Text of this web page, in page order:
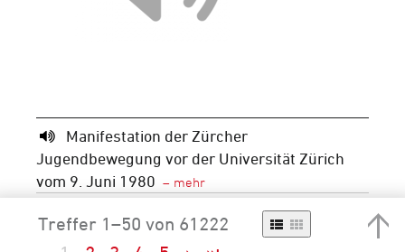
Manifestation der Zürcher
Jugendbewegung vor der Universität Zürich
vom 9. Juni 1980
Periode
Neuzeit 20. Jh. 1951-2000
1980
Treffer 1–50 von 61222